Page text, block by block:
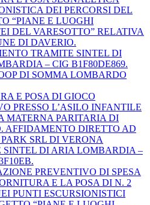
DEI PERCORSI DEL
“PIANE E LUOGHI
DEL VARESOTTO” RELATIVA
DI DAVERIO.
TRAMITE SINTEL DI
– CIG B1F80DE869.
DI SOMMA LOMBARDO
E POSA DI GIOCO
PRESSO L’ASILO INFANTILE
MATERNA PARITARIA DI
AFFIDAMENTO DIRETTO AD
SRL DI VERONA
SINTEL DI ARIA LOMBARDIA –
PREVENTIVO DI SPESA
E LA POSA DI N. 2
PUNTI ESCURSIONISTICI